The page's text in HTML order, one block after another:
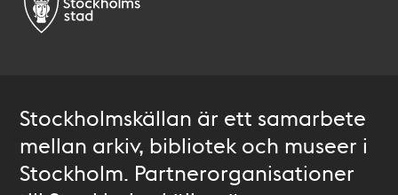
Stockholmskällan är ett samarbete
mellan arkiv, bibliotek och museer i
Stockholm. Partnerorganisationer